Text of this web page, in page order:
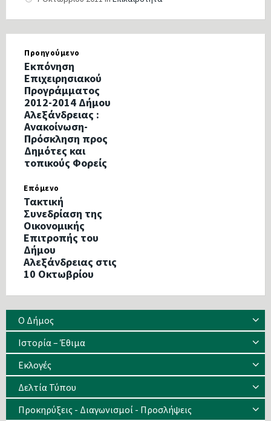
Προηγούμενο
Εκπόνηση
Επιχειρησιακού
Προγράμματος
2012-2014 Δήμου
Αλεξάνδρειας :
Ανακοίνωση-
Πρόσκληση προς
Δημότες και
τοπικούς Φορείς
Επόμενο
Τακτική
Συνεδρίαση της
Οικονομικής
Επιτροπής του
Δήμου
Αλεξάνδρειας στις
10 Οκτωβρίου
Ο Δήμος
Ιστορία – Έθιμα
Eκλογές
Δελτία Τύπου
Προκηρύξεις - Διαγωνισμοί - Προσλήψεις